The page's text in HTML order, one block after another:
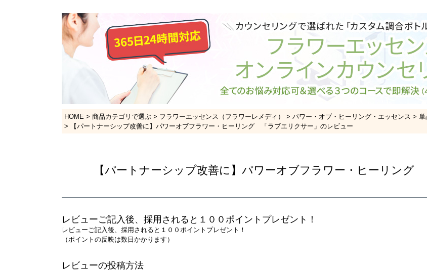
HOME 商品カテゴリで選ぶ フラワーエッセンス（フラワーレメディ） パワー・オブ・ヒーリング・エッセンス
単
【パートナーシップ改善に】パワーオブフラワー・ヒーリング 「ラブエリクサー」のレビュー
【パートナーシップ改善に】パワーオブフラワー・ヒーリン
レビューご記入後、採用されると１００ポイントプレゼント！
レビューご記入後、採用されると１００ポイントプレゼント！
（ポイントの反映は数日かかります）
レビューの投稿方法